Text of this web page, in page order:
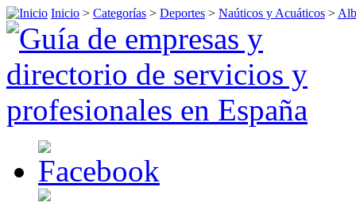
Inicio > Categorías > Deportes > Naúticos y Acuáticos >